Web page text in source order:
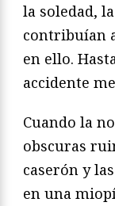
la soledad,
contribuían
en ello.
accidente
Cuando la
obscuras
caserón y
en una